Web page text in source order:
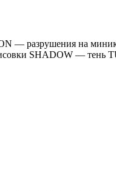
— разрушения на
SHADOW — тень